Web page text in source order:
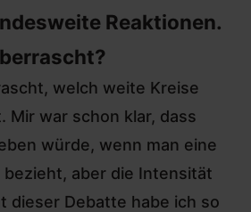
Reaktionen.
welch weite Kreise
Mir war schon klar, dass
würde, wenn man eine
bezieht, aber die Intensität
dieser Debatte habe ich so